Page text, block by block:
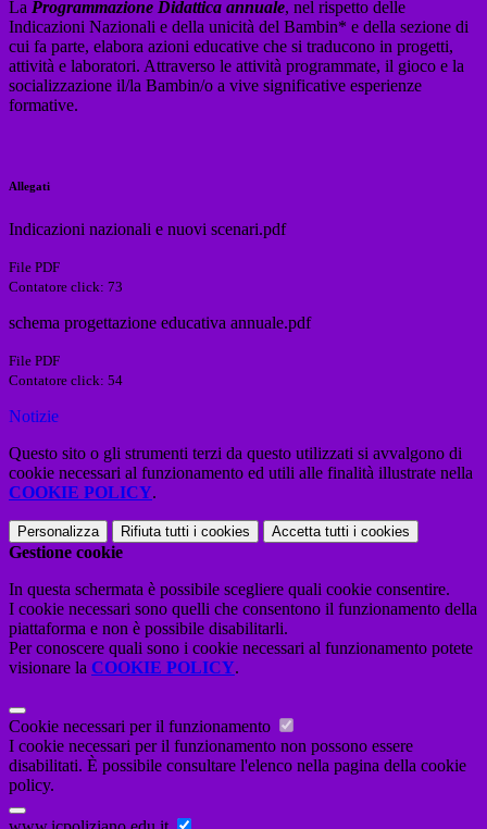
La Programmazione Didattica annuale, nel rispetto delle
Indicazioni Nazionali e della unicità del Bambin* e della sezione di
cui fa parte, elabora azioni educative che si traducono in progetti,
attività e laboratori. Attraverso le attività programmate, il gioco e la
socializzazione il/la Bambin/o a vive significative esperienze
formative.
Allegati
Indicazioni nazionali e nuovi scenari.pdf
File PDF
Contatore click: 73
schema progettazione educativa annuale.pdf
File PDF
Contatore click: 54
Notizie
Questo sito o gli strumenti terzi da questo utilizzati si avvalgono di
cookie necessari al funzionamento ed utili alle finalità illustrate nella
COOKIE POLICY.
Personalizza Rifiuta tutti i cookies Accetta tutti i cookies
Gestione cookie
In questa schermata è possibile scegliere quali cookie consentire.
I cookie necessari sono quelli che consentono il funzionamento della
piattaforma e non è possibile disabilitarli.
Per conoscere quali sono i cookie necessari al funzionamento potete
visionare la COOKIE POLICY.
Cookie necessari per il funzionamento
I cookie necessari per il funzionamento non possono essere
disabilitati. È possibile consultare l'elenco nella pagina della cookie
policy.